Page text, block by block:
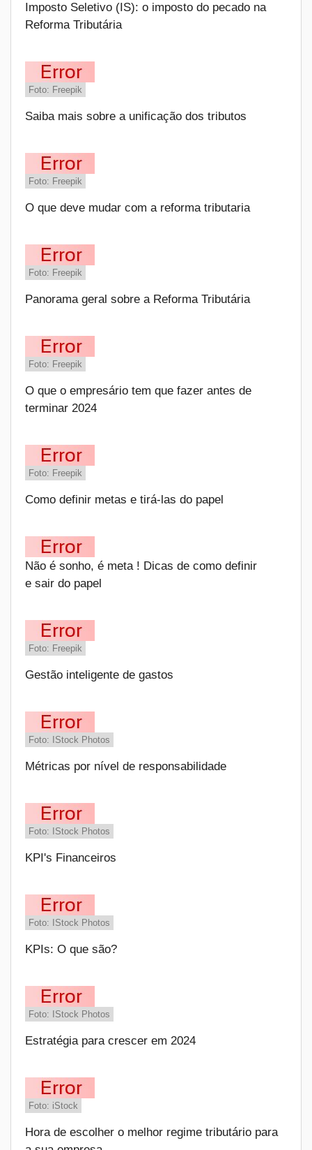
Imposto Seletivo (IS): o imposto do pecado na
Reforma Tributária
Foto: Freepik
Saiba mais sobre a unificação dos tributos
Foto: Freepik
O que deve mudar com a reforma tributaria
Foto: Freepik
Panorama geral sobre a Reforma Tributária
Foto: Freepik
O que o empresário tem que fazer antes de
terminar 2024
Foto: Freepik
Como definir metas e tirá-las do papel
Não é sonho, é meta ! Dicas de como definir
e sair do papel
Foto: Freepik
Gestão inteligente de gastos
Foto: IStock Photos
Métricas por nível de responsabilidade
Foto: IStock Photos
KPI's Financeiros
Foto: IStock Photos
KPIs: O que são?
Foto: IStock Photos
Estratégia para crescer em 2024
Foto: iStock
Hora de escolher o melhor regime tributário para